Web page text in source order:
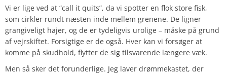
Vi er lige ved at “call it quits”, da vi spotter en flok store fisk,
som cirkler rundt næsten inde mellem grenene. De ligner
grangiveligt hajer, og de er tydeligvis urolige – måske på grund
af vejrskiftet. Forsigtige er de også. Hver kan vi forsøger at
komme på skudhold, flytter de sig tilsvarende længere væk.
Men så sker det forunderlige. Jeg laver drømmekastet, der